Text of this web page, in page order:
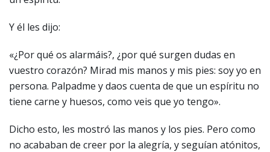
Y él les dijo:
«¿Por qué os alarmáis?, ¿por qué surgen dudas en
vuestro corazón? Mirad mis manos y mis pies: soy yo en
persona. Palpadme y daos cuenta de que un espíritu no
tiene carne y huesos, como veis que yo tengo».
Dicho esto, les mostró las manos y los pies. Pero como
no acababan de creer por la alegría, y seguían atónitos,